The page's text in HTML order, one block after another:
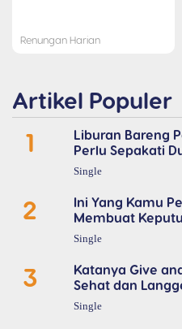
Renungan Harian
Artikel Populer
1
Liburan Bareng
Perlu Sepakati
Single
2
Ini Yang Kamu
Membuat
Single
3
Katanya Give
Sehat dan
Single